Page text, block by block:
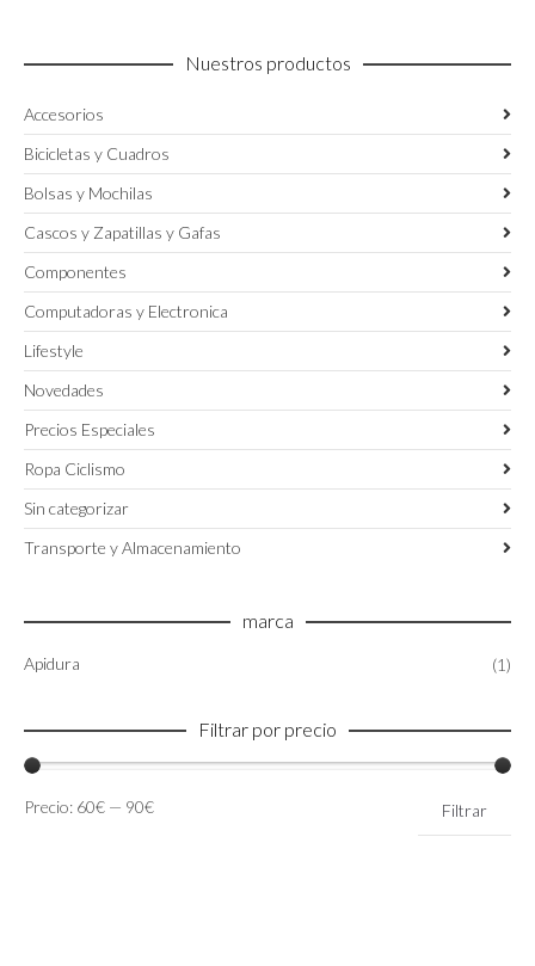
Nuestros productos
Accesorios
Bicicletas y Cuadros
Bolsas y Mochilas
Cascos y Zapatillas y Gafas
Componentes
Computadoras y Electronica
Lifestyle
Novedades
Precios Especiales
Ropa Ciclismo
Sin categorizar
Transporte y Almacenamiento
marca
Apidura (1)
Filtrar por precio
Precio
Precio
Filtrar
Precio: 60€ — 90€